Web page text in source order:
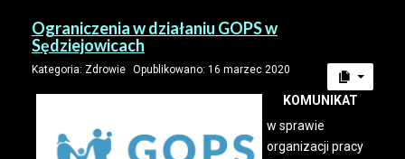
Ograniczenia w działaniu GOPS w
Sędziejowicach
Kategoria: Zdrowie Opublikowano: 16 marzec 2020
KOMUNIKAT
w sprawie
organizacji pracy